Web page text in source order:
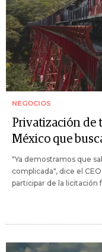
NEGOCIOS
Privatización de
México que
"Ya demostramos que
complicada", dice el
participar de la licitación